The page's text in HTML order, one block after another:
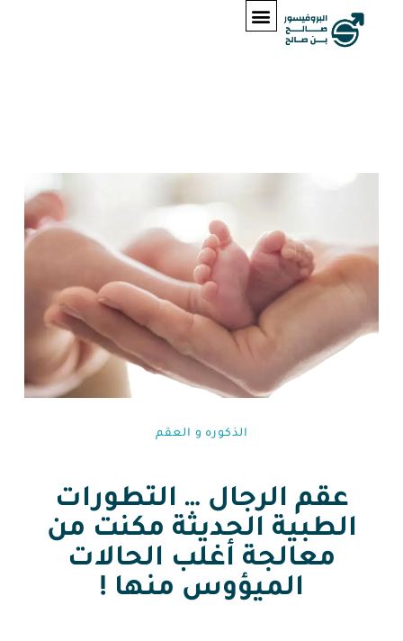
الذكوره و العقم⁩
عقم الرجال … التطورات
الطبية الحديثة مكنت من
معالجة أغلب الحالات
الميؤوس منها !